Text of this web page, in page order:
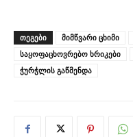
ᲗᲔᲒᲔᲑᲘ მიმწვარი ცხიმი
საყოფაცხოვრებო ხრიკები
ჭურჭლის გაწმენდა